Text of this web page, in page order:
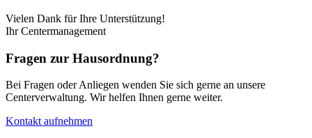
Vielen Dank für Ihre Unterstützung!
Ihr Centermanagement
Fragen zur Hausordnung?
Bei Fragen oder Anliegen wenden Sie sich gerne an unsere
Centerverwaltung. Wir helfen Ihnen gerne weiter.
Kontakt aufnehmen